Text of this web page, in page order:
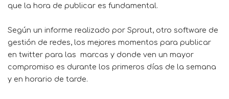
que la hora de publicar es fundamental.
Según un informe realizado por Sprout, otro software de
gestión de redes, los mejores momentos para publicar
en twitter para las marcas y donde ven un mayor
compromiso es durante los primeros días de la semana
y en horario de tarde.